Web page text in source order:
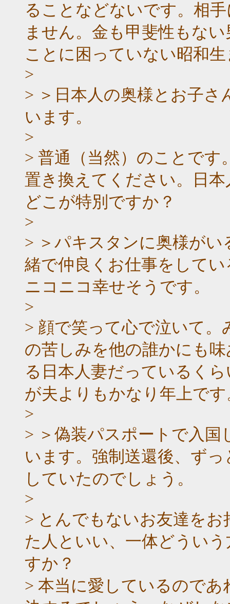
ることなどないです。相
ません。金も甲斐性もな
ことに困っていない昭和
>
> ＞日本人の奥様とお子
います。
>
> 普通（当然）のことで
置き換えてください。日
どこが特別ですか？
>
> ＞パキスタンに奥様が
緒で仲良くお仕事をして
ニコニコ幸せそうです。
>
> 顔で笑って心で泣いて
の苦しみを他の誰かにも
る日本人妻だっているく
が夫よりもかなり年上です
>
> ＞偽装パスポートで入
います。強制送還後、ず
していたのでしょう。
>
> とんでもないお友達を
た人といい、一体どうい
すか？
> 本当に愛しているので